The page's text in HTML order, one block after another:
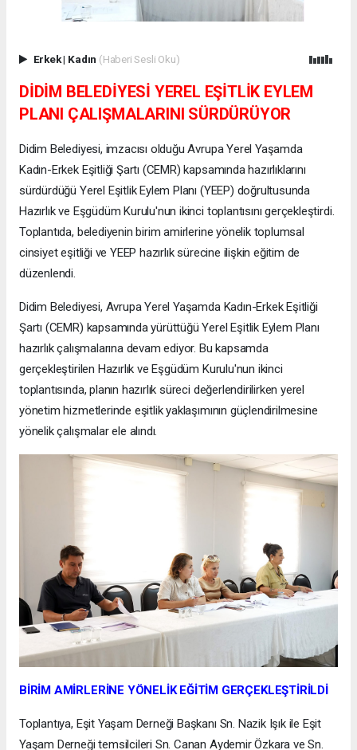
Erkek| Kadın (Haberi Sesli Oku)
DİDİM BELEDİYESİ YEREL EŞİTLİK EYLEM
PLANI ÇALIŞMALARINI SÜRDÜRÜYOR
Didim Belediyesi, imzacısı olduğu Avrupa Yerel Yaşamda
Kadın-Erkek Eşitliği Şartı (CEMR) kapsamında hazırlıklarını
sürdürdüğü Yerel Eşitlik Eylem Planı (YEEP) doğrultusunda
Hazırlık ve Eşgüdüm Kurulu'nun ikinci toplantısını gerçekleştirdi.
Toplantıda, belediyenin birim amirlerine yönelik toplumsal
cinsiyet eşitliği ve YEEP hazırlık sürecine ilişkin eğitim de
düzenlendi.
Didim Belediyesi, Avrupa Yerel Yaşamda Kadın-Erkek Eşitliği
Şartı (CEMR) kapsamında yürüttüğü Yerel Eşitlik Eylem Planı
hazırlık çalışmalarına devam ediyor. Bu kapsamda
gerçekleştirilen Hazırlık ve Eşgüdüm Kurulu'nun ikinci
toplantısında, planın hazırlık süreci değerlendirilirken yerel
yönetim hizmetlerinde eşitlik yaklaşımının güçlendirilmesine
yönelik çalışmalar ele alındı.
BİRİM AMİRLERİNE YÖNELİK EĞİTİM GERÇEKLEŞTİRİLDİ
Toplantıya, Eşit Yaşam Derneği Başkanı Sn. Nazik Işık ile Eşit
Yaşam Derneği temsilcileri Sn. Canan Aydemir Özkara ve Sn.